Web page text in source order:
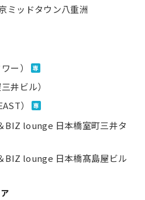
ミッドタウン八重洲
ー） 専
井ビル）
）
専
BIZ lounge 日本橋室町三井タ
BIZ lounge 日本橋髙島屋ビル